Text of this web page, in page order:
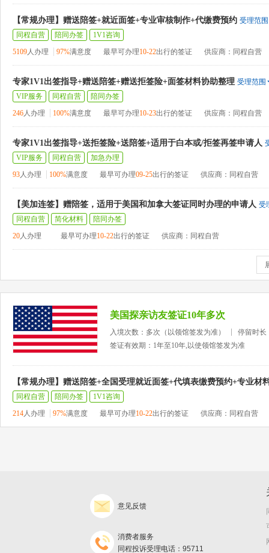
【常规办理】赠送陪签+就近面签+专业审核制作+代缴费预约 受理范围
同程自营
陪同办签
1V1咨询
5109人办理 97%满意度 最早可办理10-22出行的签证 供应商：同程自营
专家1V1出签指导+赠送陪签+赠送拒签险+面签材料协助整理 受理范围
VIP服务
同程自营
陪同办签
246人办理 100%满意度 最早可办理10-23出行的签证 供应商：同程自营
专家1V1出签指导+送拒签险+送陪签+适用于白本或/拒签再签申请人
VIP服务
同程自营
加急办理
93人办理 100%满意度 最早可办理09-25出行的签证 供应商：同程自营
【美加连签】赠陪签，适用于美国和加拿大签证同时办理的申请人 受
同程自营
简化材料
陪同办签
20人办理 最早可办理10-22出行的签证 供应商：同程自营
美国探亲访友签证10年多次
入境次数：多次（以领馆签发为准）
停留时长
签证有效期：1年至10年,以使领馆签发为准
【常规办理】赠送陪签+全国受理就近面签+代填表缴费预约+专业材
同程自营 陪同办签
1V1咨询
214人办理 97%满意度 最早可办理10-22出行的签证 供应商：同程自营
意见反馈
消费者服务
同程投诉受理电话：95711